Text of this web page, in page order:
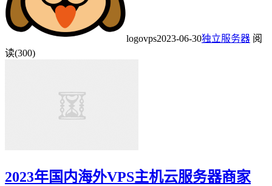
logovps2023-06-30独立服务器 阅
读(300)
2023年国内海外VPS主机云服务器商家